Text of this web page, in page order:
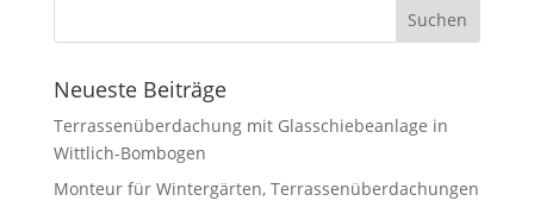
Neueste Beiträge
Terrassenüberdachung mit Glasschiebeanlage in
Wittlich-Bombogen
Monteur für Wintergärten, Terrassenüberdachungen